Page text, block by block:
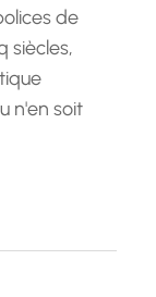
de
siècles,
n'en soit